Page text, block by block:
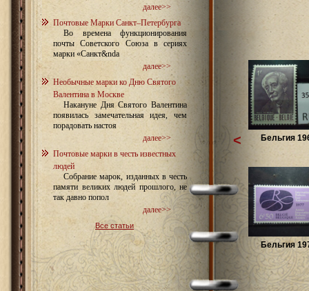
далее>>
Почтовые Марки Санкт–Петербурга
Во времена функционирования
почты Советского Союза в сериях
марки «Санкт&nda
далее>>
Необычные марки ко Дню Святого
Валентина в Москве
Накануне Дня Святого Валентина
появилась замечательная идея, чем
порадовать настоя
далее>>
Почтовые марки в честь известных
людей
Собрание марок, изданных в честь
памяти великих людей прошлого, не
так давно попол
далее>>
Все статьи
Бельгия
Бельгия
<